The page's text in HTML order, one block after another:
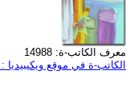
معرف الكاتب-ة: 14988
الكاتب-ة في موقع ويكيبيديا